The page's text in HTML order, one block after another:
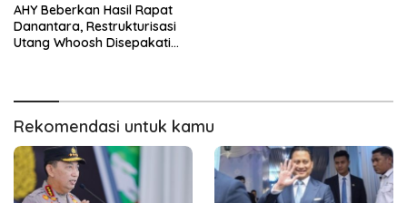
AHY Beberkan Hasil Rapat
Danantara, Restrukturisasi
Utang Whoosh Disepakati
Rekomendasi untuk kamu